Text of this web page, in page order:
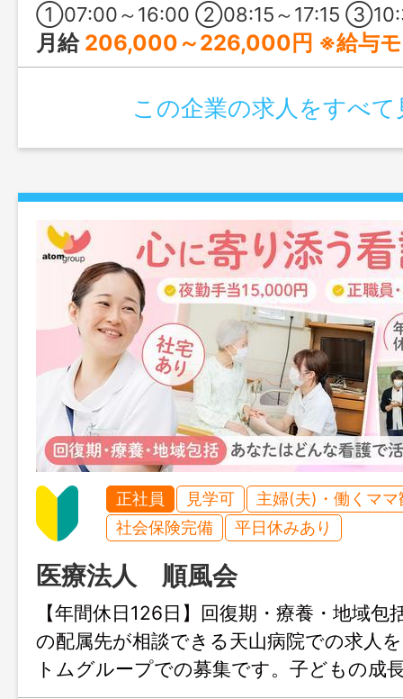
①07:00～16:00 ②08:15～17:15 ③10:30～19:30 ④17:00～9:00(休憩60分＋他休憩）※夜勤 ※配属により時間が異
月給 206,000～226,000円 ※給与モ
この企業の求人をすべて
正社員 見学可
主婦(夫)・働くママ
社会保険完備
平日休みあり
医療法人 順風会
【年間休日126日】回復期・療養・地域包
の配属先が相談できる天山病院での求人
トムグループでの募集です。子どもの成